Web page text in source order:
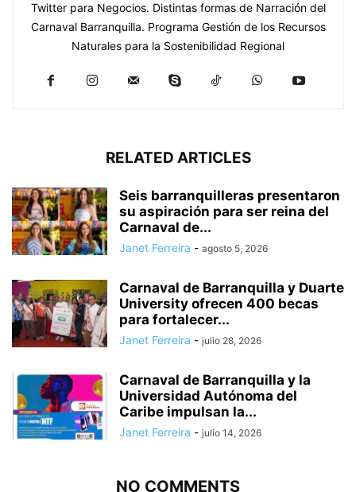
Twitter para Negocios. Distintas formas de Narración del
Carnaval Barranquilla. Programa Gestión de los Recursos
Naturales para la Sostenibilidad Regional
RELATED ARTICLES
Seis barranquilleras presentaron
su aspiración para ser reina del
Carnaval de...
Janet Ferreira - agosto 5, 2026
Carnaval de Barranquilla y Duarte
University ofrecen 400 becas
para fortalecer...
Janet Ferreira - julio 28, 2026
Carnaval de Barranquilla y la
Universidad Autónoma del
Caribe impulsan la...
Janet Ferreira - julio 14, 2026
NO COMMENTS